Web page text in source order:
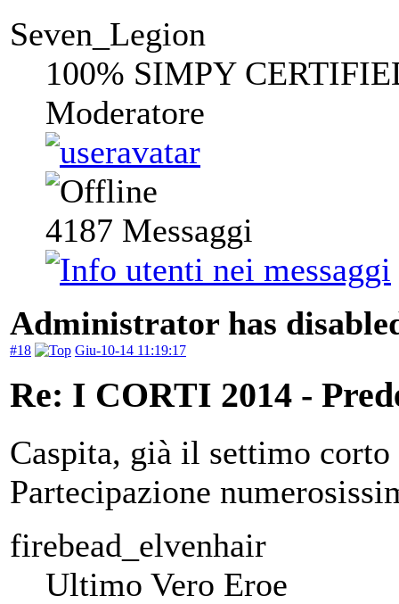
Seven_Legion
100% SIMPY
Moderatore
4187 Messaggi
Administrator has
#18 Giu-10-14 11:19:17
Re: I CORTI 2014 -
Caspita, già il settimo
Partecipazione
firebead_elvenhair
Ultimo Vero Eroe